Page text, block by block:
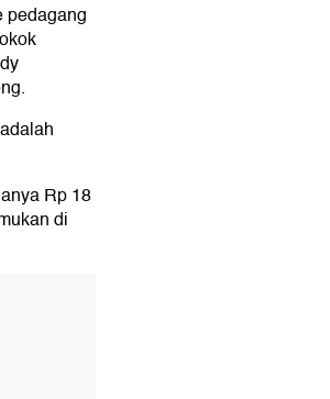
pedagang
Rp 18
di